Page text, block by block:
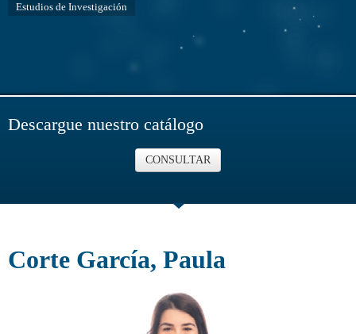
Estudios de Investigación
Descargue nuestro catálogo
CONSULTAR
Corte García, Paula